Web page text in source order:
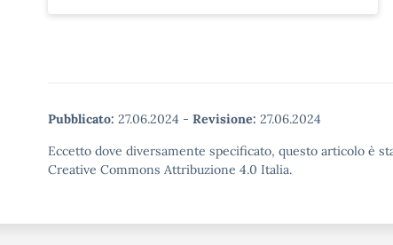
Pubblicato: 27.06.2024 - Revisione: 27.06.2024
Eccetto dove diversamente specificato, questo articolo è
Creative Commons Attribuzione 4.0 Italia.